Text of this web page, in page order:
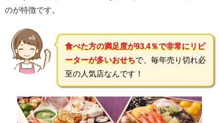
のが特徴です。
食べた方の満足度が93.4％で非常にリピ
ーターが多いおせちで、毎年売り切れ必
至の人気店なんです！